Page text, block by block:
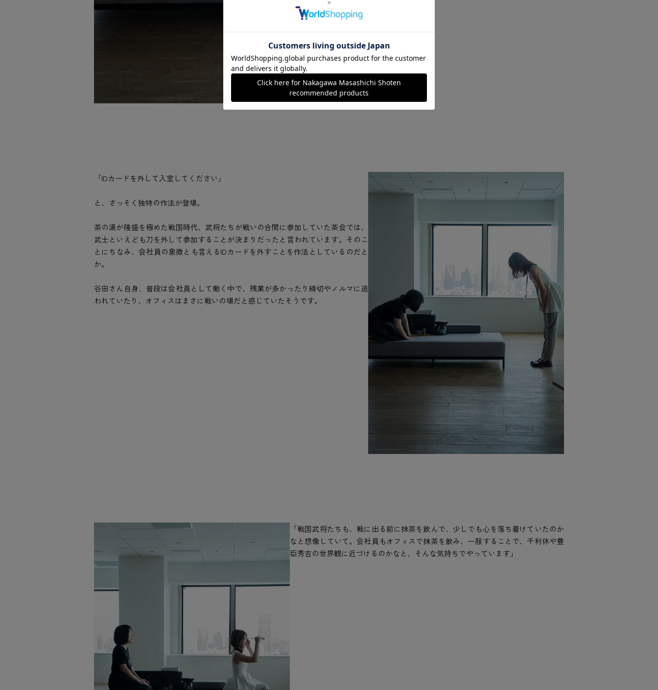
「IDカードを外して入室してください」
と、さっそく独特の作法が登場。
茶の湯が隆盛を極めた戦国時代、武将たちが戦いの合間に参加していた茶会では、
武士といえども刀を外して参加することが決まりだったと言われています。そのこ
とにちなみ、会社員の象徴とも言えるIDカードを外すことを作法としているのだと
か。
谷田さん自身、普段は会社員として働く中で、残業が多かったり締切やノルマに追
われていたり、オフィスはまさに戦いの場だと感じていたそうです。
「戦国武将たちも、戦に出る前に抹茶を飲んで、少しでも心を落ち着けていたのか
なと想像していて。会社員もオフィスで抹茶を飲み、一服することで、千利休や豊
臣秀吉の世界観に近づけるのかなと、そんな気持ちでやっています」